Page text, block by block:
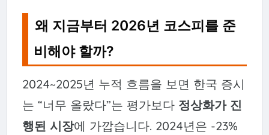
왜 지금부터 2026년 코스피를 준
비해야 할까?
2024~2025년 누적 흐름을 보면 한국 증시
는 “너무 올랐다”는 평가보다 정상화가 진
행된 시장에 가깝습니다. 2024년은 -23%